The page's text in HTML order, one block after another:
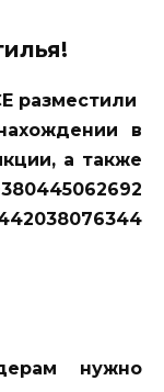
разместили
в
а также
нужно